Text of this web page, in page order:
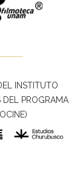
INSTITUTO
DEL PROGRAMA